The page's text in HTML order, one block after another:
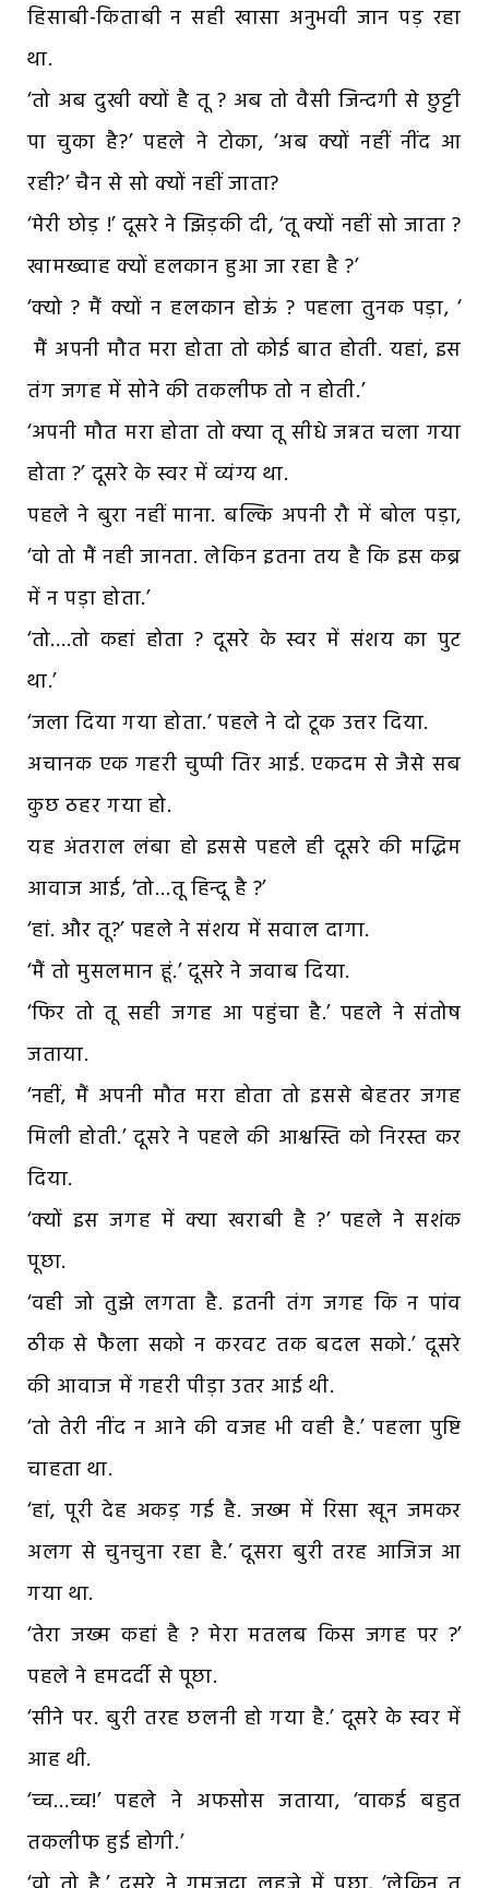
हिसाबी-किताबी न सही खासा अनुभवी जान पड़ रहा
था.
‘तो अब दुखी क्यों है तू ? अब तो वैसी जिन्दगी से छुट्टी
पा चुका है?’ पहले ने टोका, ‘अब क्यों नहीं नींद आ
रही?’ चैन से सो क्यों नहीं जाता?
‘मेरी छोड़ !’ दूसरे ने झिड़की दी, ‘तू क्यों नहीं सो जाता ?
खामख्वाह क्यों हलकान हुआ जा रहा है ?’
‘क्यो ? मैं क्यों न हलकान होऊं ? पहला तुनक पड़ा, ‘
मैं अपनी मौत मरा होता तो कोई बात होती. यहां, इस
तंग जगह में सोने की तकलीफ तो न होती.’
‘अपनी मौत मरा होता तो क्या तू सीधे जन्नत चला गया
होता ?’ दूसरे के स्वर में व्यंग्य था.
पहले ने बुरा नहीं माना. बल्कि अपनी रौ में बोल पड़ा,
‘वो तो मैं नही जानता. लेकिन इतना तय है कि इस कब्र
में न पड़ा होता.’
‘तो….तो कहां होता ? दूसरे के स्वर में संशय का पुट
था.’
‘जला दिया गया होता.’ पहले ने दो टूक उत्तर दिया.
अचानक एक गहरी चुप्पी तिर आई. एकदम से जैसे सब
कुछ ठहर गया हो.
यह अंतराल लंबा हो इससे पहले ही दूसरे की मद्धिम
आवाज आई, ‘तो…तू हिन्दू है ?’
‘हां. और तू?’ पहले ने संशय में सवाल दागा.
‘मैं तो मुसलमान हूं.’ दूसरे ने जवाब दिया.
‘फिर तो तू सही जगह आ पहुंचा है.’ पहले ने संतोष
जताया.
‘नहीं, मैं अपनी मौत मरा होता तो इससे बेहतर जगह
मिली होती.’ दूसरे ने पहले की आश्वस्ति को निरस्त कर
दिया.
‘क्यों इस जगह में क्या खराबी है ?’ पहले ने सशंक
पूछा.
‘वही जो तुझे लगता है. इतनी तंग जगह कि न पांव
ठीक से फैला सको न करवट तक बदल सको.’ दूसरे
की आवाज में गहरी पीड़ा उतर आई थी.
‘तो तेरी नींद न आने की वजह भी वही है.’ पहला पुष्टि
चाहता था.
‘हां, पूरी देह अकड़ गई है. जख्म में रिसा खून जमकर
अलग से चुनचुना रहा है.’ दूसरा बुरी तरह आजिज आ
गया था.
‘तेरा जख्म कहां है ? मेरा मतलब किस जगह पर ?’
पहले ने हमदर्दी से पूछा.
‘सीने पर. बुरी तरह छलनी हो गया है.’ दूसरे के स्वर में
आह थी.
‘च्च…च्च!’ पहले ने अफसोस जताया, ‘वाकई बहुत
तकलीफ हुई होगी.’